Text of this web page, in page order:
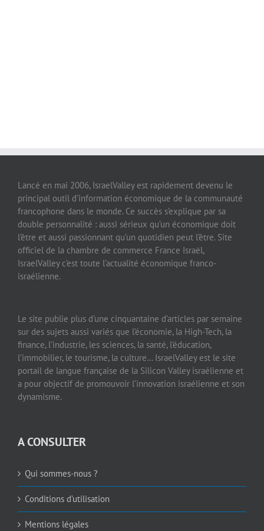
Lancé en mai 2006, IsraelValley est rapidement devenu le
principal outil d’information économique de la communauté
francophone dans le monde. Ce succès s’explique par sa
double personnalité : aussi sérieux qu’un économique doit
l’être et aussi passionnant qu’un quotidien peut l’être. Site
officiel de la chambre de commerce France Israël,
IsraelValley c’est toute l’actualité économique franco-
israélienne.
Le site publie plus d’une cinquantaine d’articles par semaine
sur des sujets aussi variés que l’économie, la High-Tech, la
finance, l’industrie, les sciences, la santé, l’éducation,
l’immobilier, le tourisme, la culture… IsraelValley est le site
portail de langue française de la Silicon Valley israélienne et
a pour objectif de promouvoir l’innovation israélienne et son
dynamisme.
A CONSULTER
Qui sommes-nous ?
Conditions d’utilisation
Mentions légales